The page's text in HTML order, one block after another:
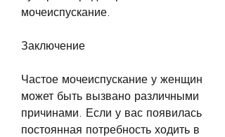
мочеиспускание.
Заключение
Частое мочеиспускание у женщин
может быть вызвано различными
причинами. Если у вас появилась
постоянная потребность ходить в